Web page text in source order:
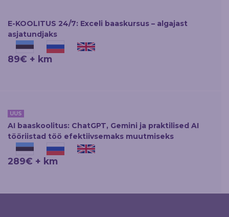
E-KOOLITUS 24/7: Exceli baaskursus – algajast
asjatundjaks
89€ + km
UUS
AI baaskoolitus: ChatGPT, Gemini ja praktilised AI
tööriistad töö efektiivsemaks muutmiseks
289€ + km